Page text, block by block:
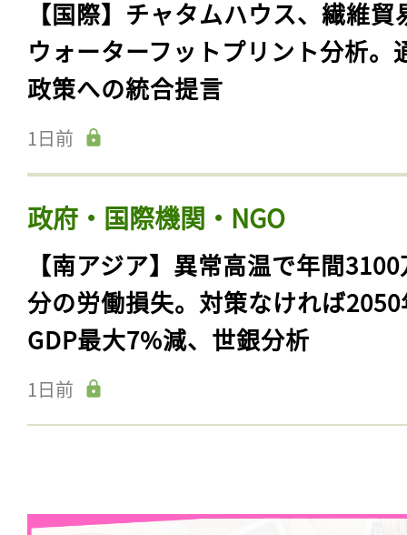
【国際】チャタムハウス、繊維貿
ウォーターフットプリント分析。
政策への統合提言
1日前
政府・国際機関・NGO
【南アジア】異常高温で年間
分の労働損失。対策なければ
GDP最大7%減、世銀分析
1日前